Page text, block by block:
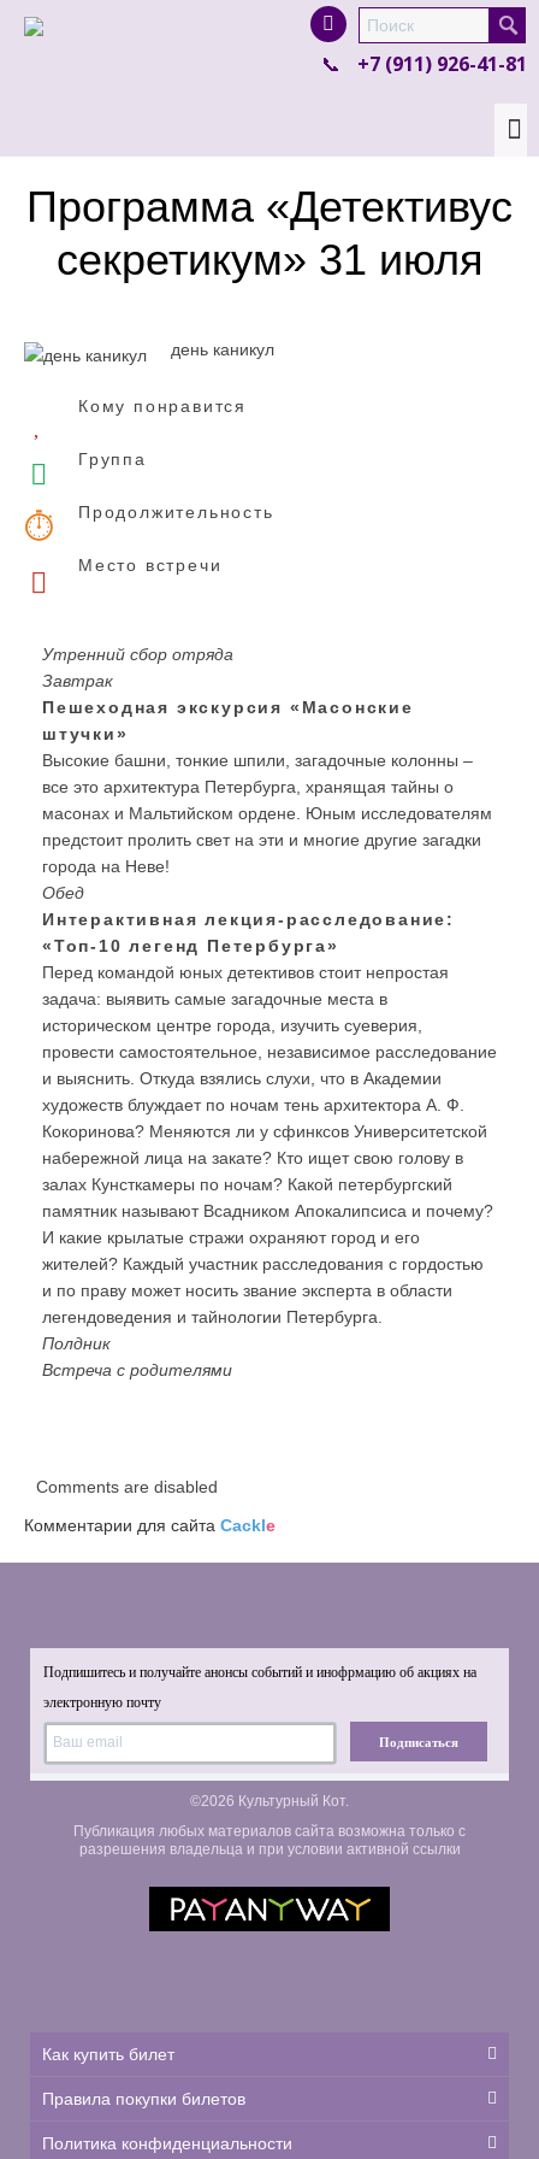
product in a size size .
colour items.
+7 (911) 926-41-81
Программа «Детективус
секретикум» 31 июля
день каникул
Кому понравится
Группа
Продолжительность
Место встречи
Утренний сбор отряда
Завтрак
Пешеходная экскурсия «Масонские
штучки»
Высокие башни, тонкие шпили, загадочные колонны –
все это архитектура Петербурга, хранящая тайны о
масонах и Мальтийском ордене. Юным исследователям
предстоит пролить свет на эти и многие другие загадки
города на Неве!
Обед
Интерактивная лекция-расследование:
«Топ-10 легенд Петербурга»
Перед командой юных детективов стоит непростая
задача: выявить самые загадочные места в
историческом центре города, изучить суеверия,
провести самостоятельное, независимое расследование
и выяснить. Откуда взялись слухи, что в Академии
художеств блуждает по ночам тень архитектора А. Ф.
Кокоринова? Меняются ли у сфинксов Университетской
набережной лица на закате? Кто ищет свою голову в
залах Кунсткамеры по ночам? Какой петербургский
памятник называют Всадником Апокалипсиса и почему?
И какие крылатые стражи охраняют город и его
жителей? Каждый участник расследования с гордостью
и по праву может носить звание эксперта в области
легендоведения и тайнологии Петербурга.
Полдник
Встреча с родителями
Comments are disabled
Комментарии для сайта Cackle
Подпишитесь и получайте анонсы событий и инофрмацию об акциях на
электронную почту
Подписаться
©2026 Культурный Кот.
Публикация любых материалов сайта возможна только с
разрешения владельца и при условии активной ссылки
Как купить билет
Правила покупки билетов
Политика конфиденциальности